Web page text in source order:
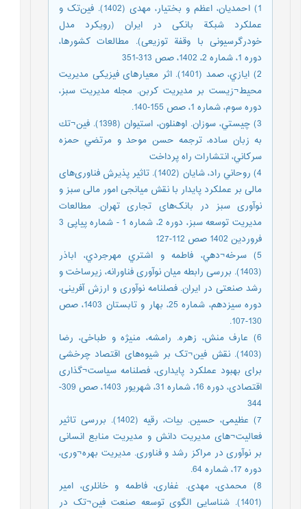
1) احمدیان، اعظم و بختیار، مهدی (1402). فین‌تک و
عملکرد شبکة بانکی در ایران (رویکرد مدل
خودرگرسیونی با وقفة توزیعی). مطالعات کشورها،
دوره 1، شماره 2، 1402، صص 313-351
2) ايازي، صمد (1401). اثر معیارهای فیزیکی مدیریت
محیط¬زیست بر مدیریت کربن. مجله مدیریت سبز،
دوره سوم، شماره 1، صص 155-140.
3) چيستي، سوزان. اوهنلون، استيوان (1398). فين¬تك
به زبان ساده، ترجمه حسن موحد و مرتضي حمزه
سركاني، انتشارات راه پرداخت
4) روحاني راد، شايان (1402). تاثیر پذیرش فناوری‌های
مالی بر عملکرد پایدار با نقش میانجی امور مالی سبز و
نوآوری سبز در بانک‌های تجاری تهران. مطالعات
مدیریت توسعه سبز، دوره 2، شماره 1 - شماره پیاپی 3
فروردین 1402 صص 112-127
5) سرخه¬دهي، فاطمه و اشتري مهرجردي، اباذر
(1403). بررسی رابطه میان نوآوری فناورانه، زیرساخت و
رشد صنعتی در ایران. فصلنامه نوآوری و ارزش آفرینی،
دوره سيزدهم، شماره 25، بهار و تابستان 1403، صص
130-107.
6) عارف منش، زهره. رامشه، منیژه و طباخی، رضا
(1403). نقش فین¬تک بر شیوه‌های اقتصاد چرخشی
برای بهبود عملکرد پایداری، فصلنامه سیاست¬گذاری
اقتصادی، دوره 16، شماره 31، شهریور 1403، صص 309-
344
7) عظیمی، حسين. بیات، رقيه (1402). بررسی تاثیر
فعالیت¬های مدیریت دانش و مدیریت منابع انسانی
بر نوآوری در مراکز رشد و فناوری. مدیریت بهره¬وری،
دوره 17، شماره 64.
8) محمدی، مهدی. غفاری، فاطمه و خانلری، امیر
(1401). شناسایی الگوی توسعه صنعت فین¬تک در